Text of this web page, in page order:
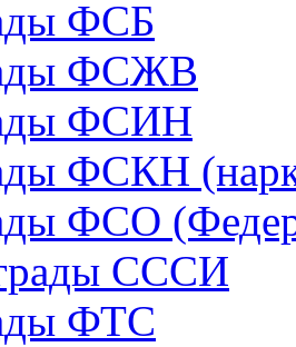
ФСБ
ФСЖВ
ФСИН
ФСКН
ФСО
СССИ
ФТС